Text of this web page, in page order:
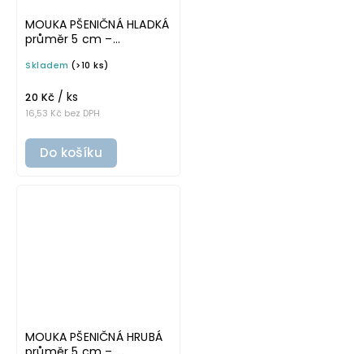
MOUKA PŠENIČNÁ HLADKÁ
průměr 5 cm –
písmu, omyvatelná
potravinové dózy
Skladem (>10 ks)
16,53 Kč bez DPH
20 Kč / ks
Do košíku
MOUKA PŠENIČNÁ HRUBÁ